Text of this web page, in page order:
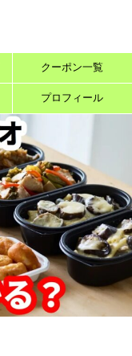
クーポン一覧
プロフィール